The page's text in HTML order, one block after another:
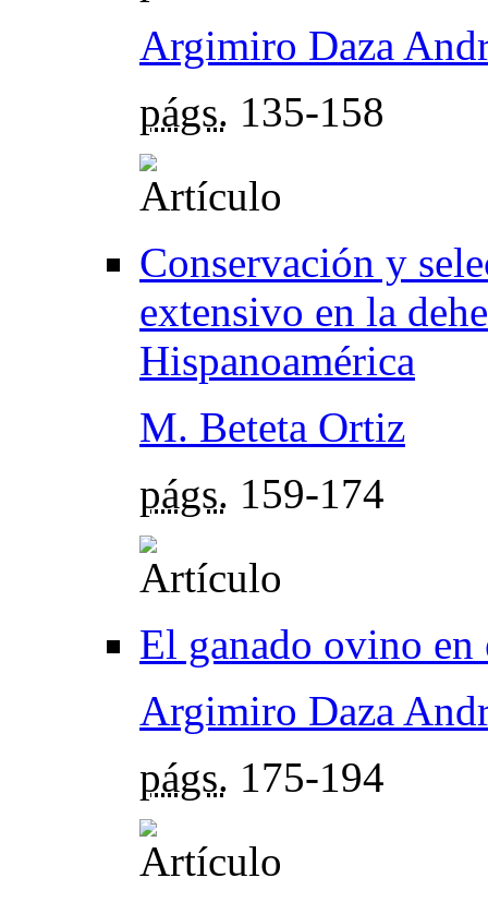
Argimiro Daza
págs. 135-158
Conservación y
extensivo en la
Hispanoamérica
M. Beteta Ortiz
págs. 159-174
El ganado ovino en
Argimiro Daza
págs. 175-194